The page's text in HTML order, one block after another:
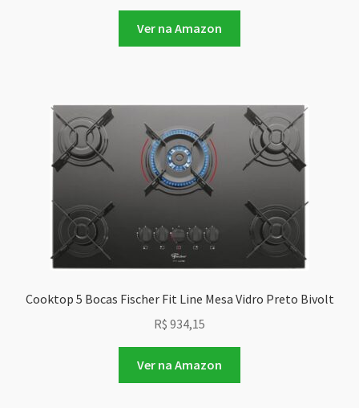
Ver na Amazon
Cooktop 5 Bocas Fischer Fit Line Mesa Vidro Preto Bivolt
R$ 934,15
Ver na Amazon